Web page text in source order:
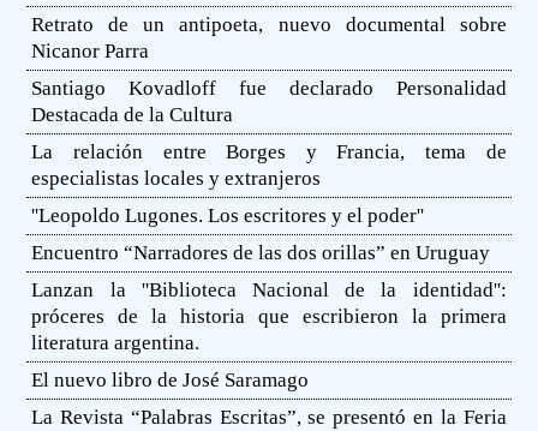
Retrato de un antipoeta, nuevo documental sobre
Nicanor Parra
Santiago Kovadloff fue declarado Personalidad
Destacada de la Cultura
La relación entre Borges y Francia, tema de
especialistas locales y extranjeros
''Leopoldo Lugones. Los escritores y el poder''
Encuentro “Narradores de las dos orillas” en Uruguay
Lanzan la ''Biblioteca Nacional de la identidad'':
próceres de la historia que escribieron la primera
literatura argentina.
El nuevo libro de José Saramago
La Revista “Palabras Escritas”, se presentó en la Feria